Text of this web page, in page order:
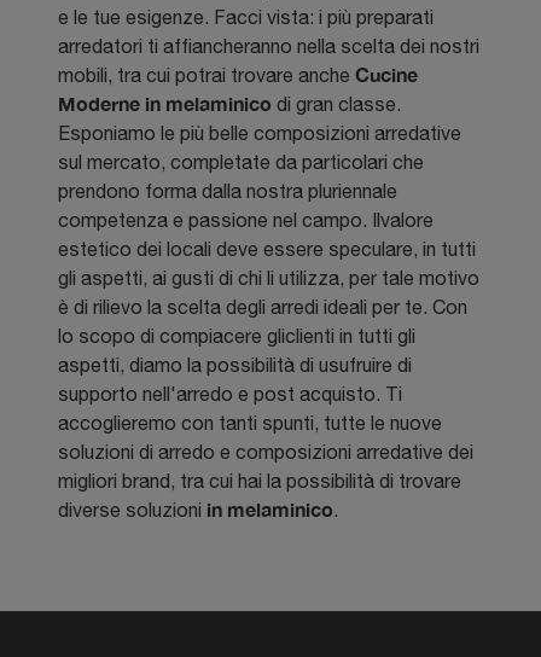
e le tue esigenze. Facci vista: i più preparati
arredatori ti affiancheranno nella scelta dei nostri
mobili, tra cui potrai trovare anche Cucine
Moderne in melaminico di gran classe.
Esponiamo le più belle composizioni arredative
sul mercato, completate da particolari che
prendono forma dalla nostra pluriennale
competenza e passione nel campo. Ilvalore
estetico dei locali deve essere speculare, in tutti
gli aspetti, ai gusti di chi li utilizza, per tale motivo
è di rilievo la scelta degli arredi ideali per te. Con
lo scopo di compiacere gliclienti in tutti gli
aspetti, diamo la possibilità di usufruire di
supporto nell'arredo e post acquisto. Ti
accoglieremo con tanti spunti, tutte le nuove
soluzioni di arredo e composizioni arredative dei
migliori brand, tra cui hai la possibilità di trovare
diverse soluzioni in melaminico.